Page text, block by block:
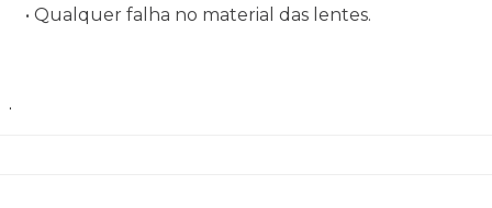
• Qualquer falha no material das lentes.
.